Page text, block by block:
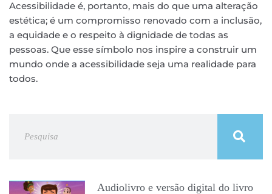
Acessibilidade é, portanto, mais do que uma alteração
estética; é um compromisso renovado com a inclusão,
a equidade e o respeito à dignidade de todas as
pessoas. Que esse símbolo nos inspire a construir um
mundo onde a acessibilidade seja uma realidade para
todos.
Audiolivro e versão digital do livro